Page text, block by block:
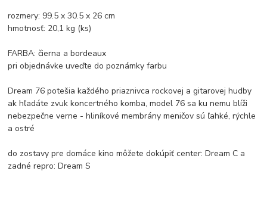
rozmery: 99.5 x 30.5 x 26 cm
hmotnosť: 20,1 kg (ks)
FARBA: čierna a bordeaux
pri objednávke uveďte do poznámky farbu
Dream 76 potešia každého priaznivca rockovej a gitarovej hudby
ak hľadáte zvuk koncertného komba, model 76 sa ku nemu blíži
nebezpečne verne - hliníkové membrány meničov sú ľahké, rýchle
a ostré
do zostavy pre domáce kino môžete dokúpiť center: Dream C a
zadné repro: Dream S